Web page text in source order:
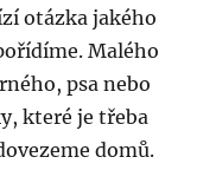
otázka jakého
Malého
psa nebo
které je třeba
domů.